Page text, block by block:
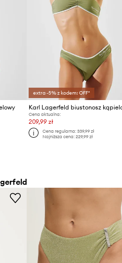
extra -5% z kodem: OFF*
Karl Lagerfeld biustonosz
Cena aktualna:
209,99 zł
Cena regularna: 339,99 zł
Najniższa cena: 229,99 zł